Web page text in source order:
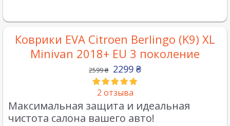
Коврики EVA Citroen Berlingo (K9) XL
Minivan 2018+ EU 3 поколение
2599₴ 2299 ₴
2 отзыва
Максимальная защита и идеальная
чистота салона вашего авто!